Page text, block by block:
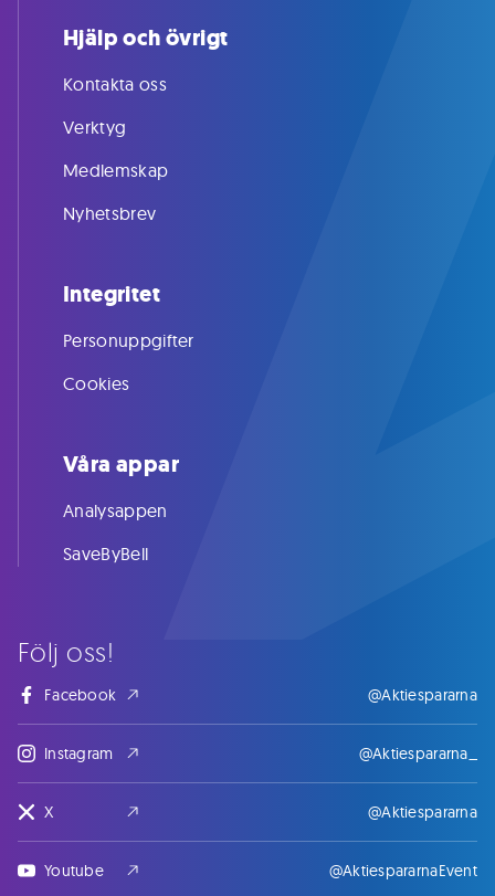
Följ oss!
Facebook @Aktiespararna
Instagram @Aktiespararna_
X @Aktiespararna
Youtube @AktiespararnaEvent
Hjälp och övrigt
Kontakta oss
Verktyg
Medlemskap
Nyhetsbrev
Integritet
Personuppgifter
Cookies
Våra appar
Analysappen
SaveByBell